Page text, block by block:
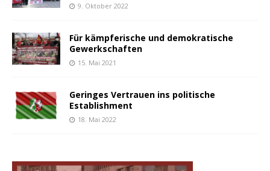
9. Oktober 2022
Für kämpferische und demokratische
Gewerkschaften
15. Mai 2021
Geringes Vertrauen ins politische
Establishment
18. Mai 2022